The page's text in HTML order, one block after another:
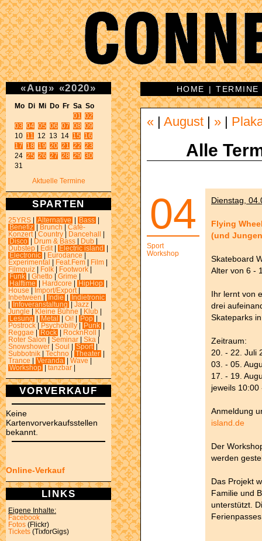
«Aug» «2020»
Mo Di Mi Do Fr Sa So
01
02
03 04 05 06 07 08 09
10 11 12 13 14 15
16
17
18 19 20 21 22 23
24 25 26 27 28 29 30
31
Aktuelle Termine
SPARTEN
25YRS Alternative Bass
Benefiz
Brunch
Café-
Konzert
Country Dancehall
Disco
Drum & Bass Dub
Dubstep
Edit Electric island
Electronic
Eurodance
Experimental
Feat.Fem Film
Filmquiz
Folk Footwork
Funk
Ghetto Grime
Halftime
Hardcore HipHop
House
Import/Export
Inbetween
Indie
Indietronic
Infoveranstaltung Jazz
Jungle
Kleine Bühne Klub
Lesung
Metal Oi! Pop
Postrock
Psychobilly Punk
Reggae
Rock RocknRoll
Roter Salon
Seminar Ska
Snowshower
Soul Sport
Subbotnik
Techno Theater
Trance
Veranda Wave
Workshop
tanzbar
VORVERKAUF
Keine
Kartenvorverkaufsstellen
bekannt.
Online-Verkauf
LINKS
Eigene Inhalte:
Facebook
Fotos (Flickr)
Tickets (TixforGigs)
HOME |TERMINE
« August »
Alle
04
Sport
Workshop
Dienstag,
Flying
(und
Skateboard
Alter von 6 -
Ihr lernt von
drei
Skateparks
Zeitraum:
20. - 22. Juli
03. - 05.
17. - 19.
jeweils
Anmeldung
island.de
Der
werden
Das Projekt
Familie und
unterstützt.